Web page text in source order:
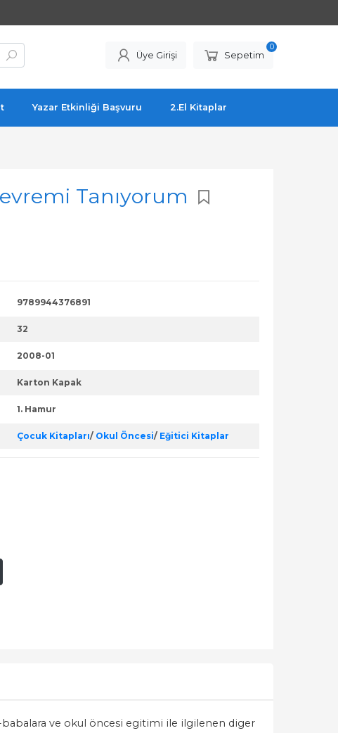
Üye Girişi Sepetim
0
Yazar Etkinliği Başvuru 2.El Kitaplar
Tanıyorum
9789944376891
32
2008-01
Karton Kapak
1. Hamur
Çocuk Kitapları/ Okul Öncesi/ Eğitici Kitaplar
ve okul öncesi egitimi ile ilgilenen diger